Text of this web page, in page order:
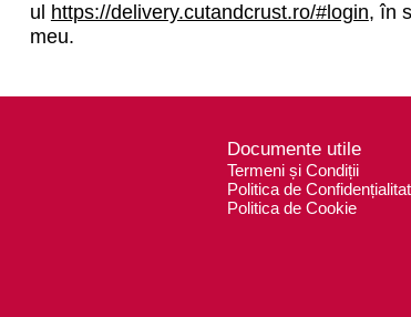
ul https://delivery.cutandcrust.ro/#login, în
meu.
Documente utile
Termeni și Condiții
Politica de
Politica de Cookie